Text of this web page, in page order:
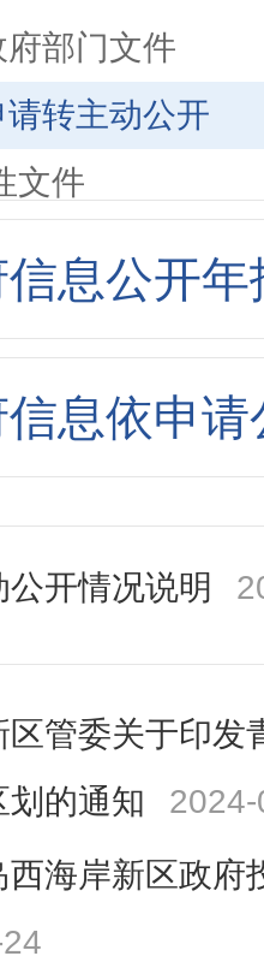
府部门文件
请转主动公开
文件
读
读
报告
信息
信息
办理
息公开年
息依申请
开情况说明
管委关于印发
划的通知
西海岸新区政府